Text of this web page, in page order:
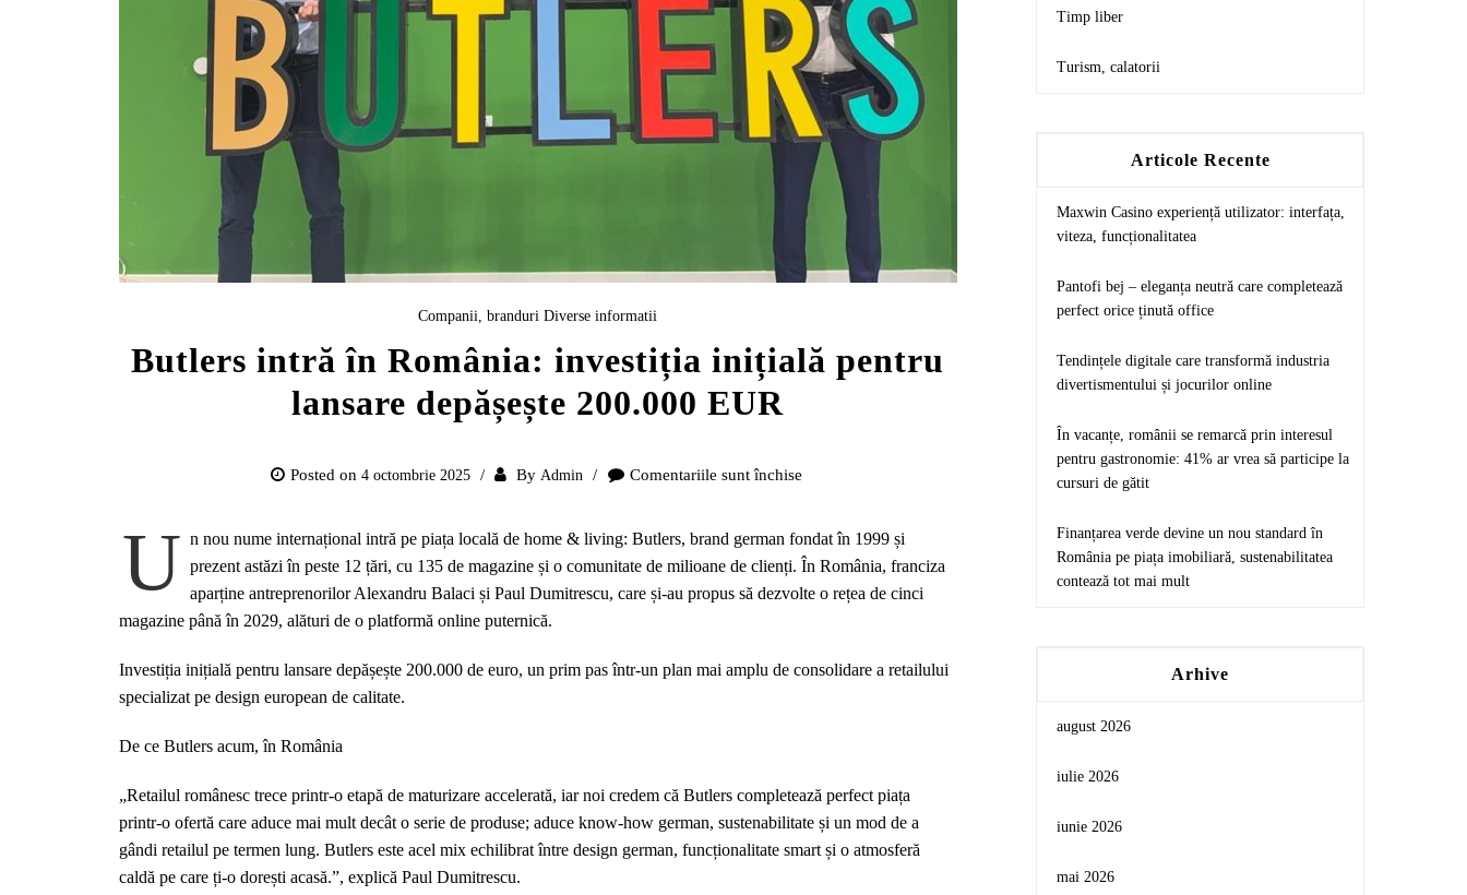
Companii, branduri Diverse informatii
Butlers intră în România: investiția inițială pentru
lansare depășește 200.000 EUR
Posted on4 octombrie 2025 By Admin Comentariile sunt închise
intră
în
investiția
pentru
U n nou nume internațional intră pe piața locală de home & living: Butlers, brand german fondat în 1999 și
prezent astăzi în peste 12 țări, cu 135 de magazine și o comunitate de milioane de clienți. În România, franciza
aparține antreprenorilor Alexandru Balaci și Paul Dumitrescu, care și-au propus să dezvolte o rețea de cinci
magazine până în 2029, alături de o platformă online puternică.
Investiția inițială pentru lansare depășește 200.000 de euro, un prim pas într-un plan mai amplu de consolidare a retailului
specializat pe design european de calitate.
De ce Butlers acum, în România
„Retailul românesc trece printr-o etapă de maturizare accelerată, iar noi credem că Butlers completează perfect piața
printr-o ofertă care aduce mai mult decât o serie de produse; aduce know-how german, sustenabilitate și un mod de a
gândi retailul pe termen lung. Butlers este acel mix echilibrat între design german, funcționalitate smart și o atmosferă
caldă pe care ți-o dorești acasă.”, explică Paul Dumitrescu.
Timp liber
Turism, calatorii
Articole Recente
Maxwin Casino experiență utilizator: interfața,
viteza, funcționalitatea
Pantofi bej – eleganța neutră care completează
perfect orice ținută office
Tendințele digitale care transformă industria
divertismentului și jocurilor online
În vacanțe, românii se remarcă prin interesul
pentru gastronomie: 41% ar vrea să participe la
cursuri de gătit
Finanțarea verde devine un nou standard în
România pe piața imobiliară, sustenabilitatea
contează tot mai mult
Arhive
august 2026
iulie 2026
iunie 2026
mai 2026